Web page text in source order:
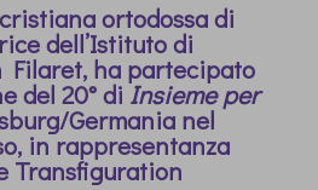
ortodossa di
dell’Istituto di
Filaret, ha partecipato
del 20° diInsieme per
Germania nel
in rappresentanza
Transfiguration